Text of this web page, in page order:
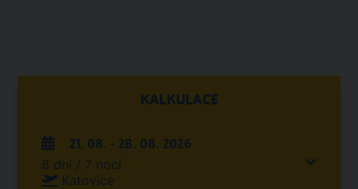
KALKULACE
21. 08. - 28. 08. 2026
8 dní / 7 nocí
Katovice